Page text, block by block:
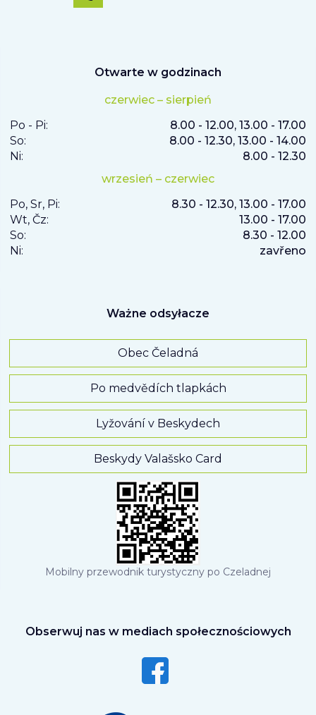
Otwarte w godzinach
czerwiec – sierpień
Po - Pi:
8.00 - 12.00, 13.00 - 17.00
So:
8.00 - 12.30, 13.00 - 14.00
Ni:
8.00 - 12.30
wrzesień – czerwiec
Po, Sr, Pi:
8.30 - 12.30, 13.00 - 17.00
Wt, Čz:
13.00 - 17.00
So:
8.30 - 12.00
Ni:
zavřeno
Ważne odsyłacze
Obec Čeladná
Po medvědích tlapkách
Lyžování v Beskydech
Beskydy Valašsko Card
Mobilny przewodnik turystyczny po Czeladnej
Obserwuj nas w mediach społecznościowych